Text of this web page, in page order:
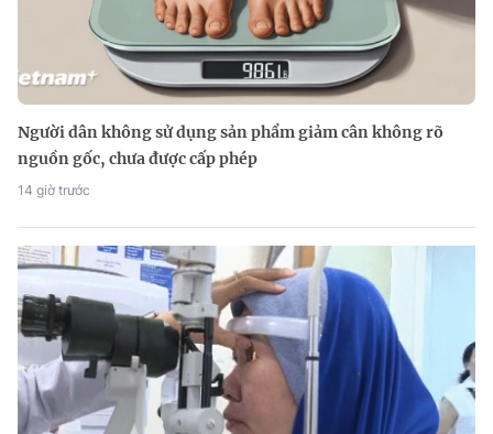
Người dân không sử dụng sản phẩm giảm cân không rõ
nguồn gốc, chưa được cấp phép
14 giờ trước